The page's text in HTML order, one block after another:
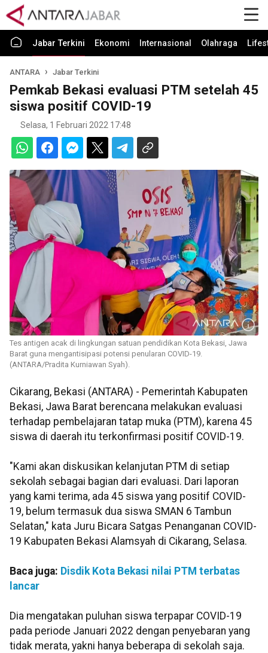
Jabar Terkini Ekonomi Internasional Olahraga
ANTARA Jabar Terkini
Pemkab Bekasi evaluasi PTM setelah 45
siswa positif COVID-19
Selasa, 1 Februari 2022 17:48
Tes antigen acak di lingkungan satuan pendidikan Kota Bekasi, Jawa
Barat guna mengantisipasi potensi penularan COVID-19.
(ANTARA/Pradita Kurniawan Syah).
Cikarang, Bekasi (ANTARA) - Pemerintah Kabupaten
Bekasi, Jawa Barat berencana melakukan evaluasi
terhadap pembelajaran tatap muka (PTM), karena 45
siswa di daerah itu terkonfirmasi positif COVID-19.
"Kami akan diskusikan kelanjutan PTM di setiap
sekolah sebagai bagian dari evaluasi. Dari laporan
yang kami terima, ada 45 siswa yang positif COVID-
19, belum termasuk dua siswa SMAN 6 Tambun
Selatan," kata Juru Bicara Satgas Penanganan COVID-
19 Kabupaten Bekasi Alamsyah di Cikarang, Selasa.
Baca juga: Disdik Kota Bekasi nilai PTM terbatas
lancar
Dia mengatakan puluhan siswa terpapar COVID-19
pada periode Januari 2022 dengan penyebaran yang
tidak merata, yakni hanya beberapa di sekolah saja.